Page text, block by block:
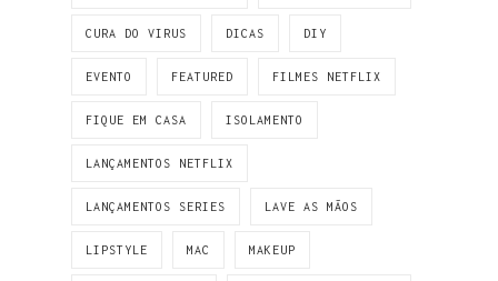
CURA DO VIRUS DICAS DIY
EVENTO FEATURED FILMES NETFLIX
FIQUE EM CASA ISOLAMENTO
LANÇAMENTOS NETFLIX
LANÇAMENTOS SERIES LAVE AS MÃOS
LIPSTYLE MAC MAKEUP